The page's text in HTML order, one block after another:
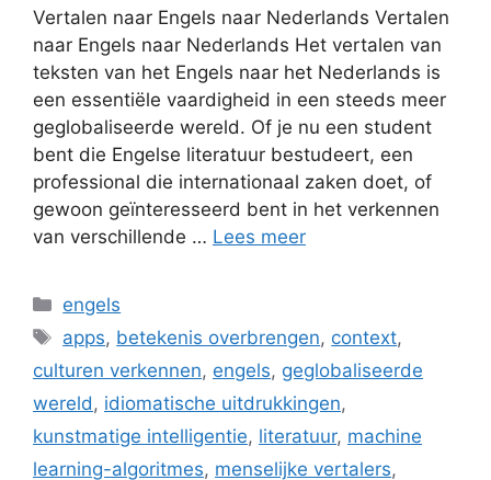
Vertalen naar Engels naar Nederlands Vertalen
naar Engels naar Nederlands Het vertalen van
teksten van het Engels naar het Nederlands is
een essentiële vaardigheid in een steeds meer
geglobaliseerde wereld. Of je nu een student
bent die Engelse literatuur bestudeert, een
professional die internationaal zaken doet, of
gewoon geïnteresseerd bent in het verkennen
van verschillende … Lees meer
Categorieën
engels
Tags
apps, betekenis overbrengen, context,
culturen verkennen, engels, geglobaliseerde
wereld , idiomatische uitdrukkingen,
kunstmatige intelligentie, literatuur, machine
learning-algoritmes, menselijke vertalers,